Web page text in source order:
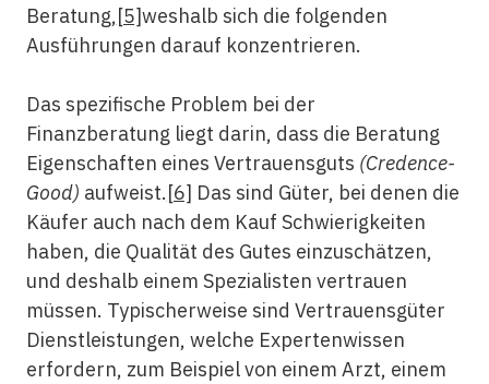
Beratung,[5]weshalb sich die folgenden
Ausführungen darauf konzentrieren.
Das spezifische Problem bei der
Finanzberatung liegt darin, dass die Beratung
Eigenschaften eines Vertrauensguts (Credence-
Good) aufweist.[6] Das sind Güter, bei denen die
Käufer auch nach dem Kauf Schwierigkeiten
haben, die Qualität des Gutes einzuschätzen,
und deshalb einem Spezialisten vertrauen
müssen. Typischerweise sind Vertrauensgüter
Dienstleistungen, welche Expertenwissen
erfordern, zum Beispiel von einem Arzt, einem